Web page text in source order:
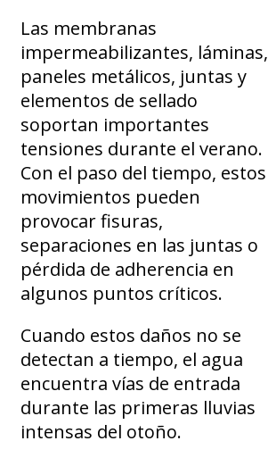
Las membranas
impermeabilizantes, láminas,
paneles metálicos, juntas y
elementos de sellado
soportan importantes
tensiones durante el verano.
Con el paso del tiempo, estos
movimientos pueden
provocar fisuras,
separaciones en las juntas o
pérdida de adherencia en
algunos puntos críticos.
Cuando estos daños no se
detectan a tiempo, el agua
encuentra vías de entrada
durante las primeras lluvias
intensas del otoño.